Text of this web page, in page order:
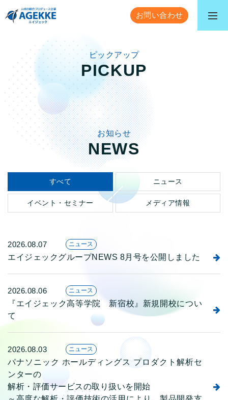
お問い合わせ
ピックアップ
PICKUP
お知らせ
NEWS
すべて ニュース
イベント・セミナー メディア情報
2026.08.07 ニュース
エイジェックグループNEWS 8月号を公開しました
2026.08.06 ニュース
『エイジェック高等学院 新宿校』新規開校につい
て
2026.08.03 ニュース
パナソニック ホールディングス プロダクト解析セ
ンターの
解析・評価サービスの取り扱いを開始